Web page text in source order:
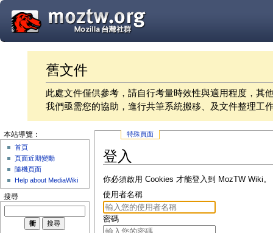
舊文件
此處文件僅供參考，請自行考量時效性與適用程度，其
我們亟需您的協助，進行共筆系統搬移、及文件整理工
特殊頁面
登入
你必須啟用 Cookies 才能登入到 MozTW Wiki。
使用者名稱
密碼
本站導覽：
首頁
頁面近期變動
隨機頁面
Help about MediaWiki
搜尋